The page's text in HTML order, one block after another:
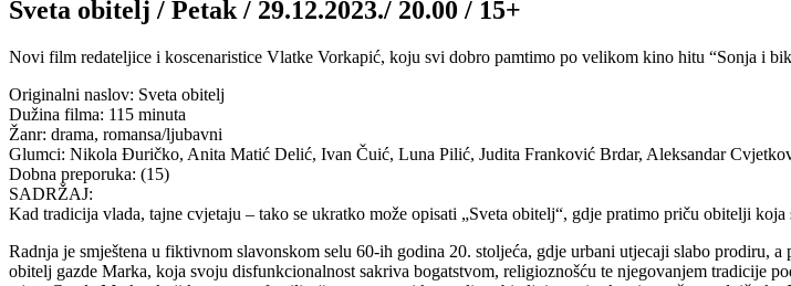
Sveta obitelj / Petak / 29.12.2023./ 20.00 / 15+
Novi film redateljice i koscenaristice Vlatke Vorkapić, koju svi dobro pamtimo po velikom kino hitu “Sonja i
Originalni naslov: Sveta obitelj
Dužina filma: 115 minuta
Žanr: drama, romansa/ljubavni
Glumci: Nikola Đuričko, Anita Matić Delić, Ivan Čuić, Luna Pilić, Judita Franković Brdar, Aleksandar
Dobna preporuka: (15)
SADRŽAJ:
Kad tradicija vlada, tajne cvjetaju – tako se ukratko može opisati „Sveta obitelj“, gdje pratimo priču obitelji
Radnja je smještena u fiktivnom slavonskom selu 60-ih godina 20. stoljeća, gdje urbani utjecaji slabo prodiru,
obitelj gazde Marka, koja svoju disfunkcionalnost sakriva bogatstvom, religioznošću te njegovanjem tradicije